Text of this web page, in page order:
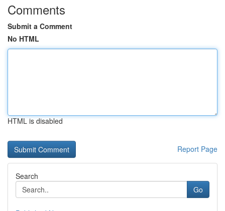
Comments
Submit a Comment
No HTML
HTML is disabled
Report Page
Search
Go